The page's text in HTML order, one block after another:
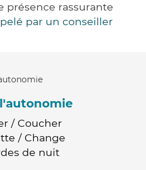
présence rassurante
par un conseiller
/ Coucher
/ Change
de nuit